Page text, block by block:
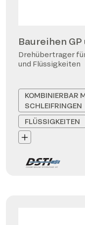
Baureihen GP
Drehübertrager
und Flüssigkeiten
KOMBINIERBAR
SCHLEIFRINGEN
FLÜSSIGKEITEN